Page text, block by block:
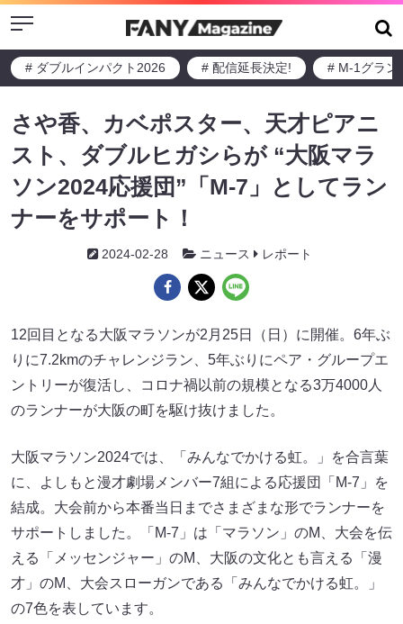
Menu
# ダブルインパクト2026 # 配信延長決定! # M-1グラン
さや香、カベポスター、天才ピアニ
スト、ダブルヒガシらが “大阪マラ
ソン2024応援団” 「M-7」
としてラン
ナーをサポート！
2024-02-28 ニュース レポート
12回目となる大阪マラソンが2月25日（日）に開催。6年ぶ
りに7.2kmのチャレンジラン、5年ぶりにペア・グループエ
ントリーが復活し、コロナ禍以前の規模となる3万4000人
のランナーが大阪の町を駆け抜けました。
大阪マラソン2024では、「みんなでかける虹。」を合言葉
に、よしもと漫才劇場メンバー7組による応援団「M-7」を
結成。大会前から本番当日までさまざまな形でランナーを
サポートしました。「M-7」は「マラソン」のM、大会を伝
える「メッセンジャー」のM、大阪の文化とも言える「漫
才」のM、大会スローガンである「みんなでかける虹。」
の7色を表しています。